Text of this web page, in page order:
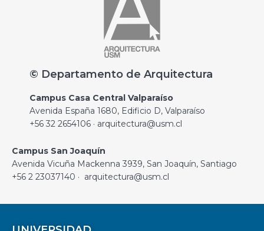
© Departamento de Arquitectura
Campus Casa Central Valparaíso
Avenida España 1680, Edificio D, Valparaíso
+56 32 2654106 · arquitectura@usm.cl
Campus San Joaquín
Avenida Vicuña Mackenna 3939, San Joaquín, Santiago
+56 2 23037140 · arquitectura@usm.cl